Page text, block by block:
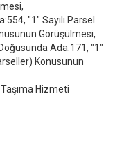
"1" Sayılı Parsel
Görüşülmesi,
Ada:171, "1"
Konusunun
Hizmeti